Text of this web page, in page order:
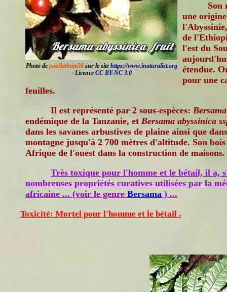
Photo de paullatham36sur le site https://www.inaturalist.org
- Licence CC BY-NC 3.0
Son
une
de
l'est du
étendue.
pour une
feuilles.
Il est représenté par 2 sous-espèces:
endémique de la Tanzanie, et Bersama abyssinica
dans les savanes arbustives de plaine ainsi que
montagne jusqu'à 2 700 mètres d'altitude. Son
Afrique de l'ouest dans la construction de maisons.
Très toxique pour l'homme et le bétail, il a,
nombreuses propriétés curatives utilisées par la
africaine ... (voir le genre Bersama ) ...
Toxicité: Mortel pour l'homme et le bétail .